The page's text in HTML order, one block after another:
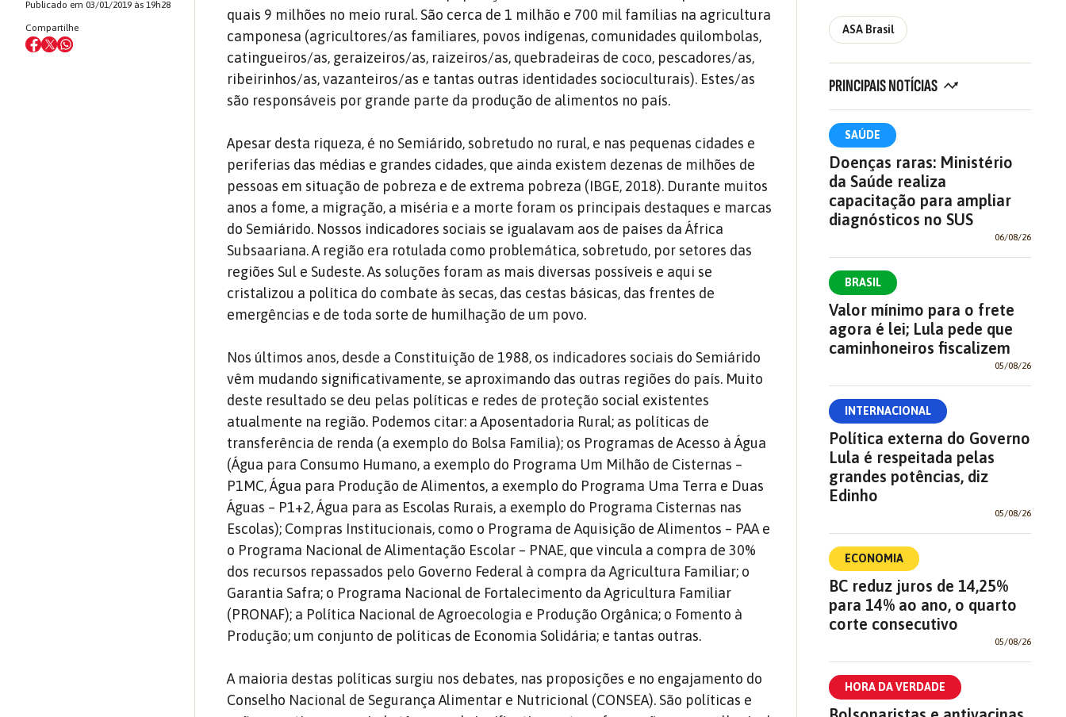
Publicado em 03/01/2019 às 19h28
Compartilhe
quais 9 milhões no meio rural. São cerca de 1 milhão e 700 mil famílias na agricultura
camponesa (agricultores/as familiares, povos indígenas, comunidades quilombolas,
catingueiros/as, geraizeiros/as, raizeiros/as, quebradeiras de coco, pescadores/as,
ribeirinhos/as, vazanteiros/as e tantas outras identidades socioculturais). Estes/as
são responsáveis por grande parte da produção de alimentos no país.
Apesar desta riqueza, é no Semiárido, sobretudo no rural, e nas pequenas cidades e
periferias das médias e grandes cidades, que ainda existem dezenas de milhões de
pessoas em situação de pobreza e de extrema pobreza (IBGE, 2018). Durante muitos
anos a fome, a migração, a miséria e a morte foram os principais destaques e marcas
do Semiárido. Nossos indicadores sociais se igualavam aos de países da África
Subsaariana. A região era rotulada como problemática, sobretudo, por setores das
regiões Sul e Sudeste. As soluções foram as mais diversas possíveis e aqui se
cristalizou a política do combate às secas, das cestas básicas, das frentes de
emergências e de toda sorte de humilhação de um povo.
Nos últimos anos, desde a Constituição de 1988, os indicadores sociais do Semiárido
vêm mudando significativamente, se aproximando das outras regiões do país. Muito
deste resultado se deu pelas políticas e redes de proteção social existentes
atualmente na região. Podemos citar: a Aposentadoria Rural; as políticas de
transferência de renda (a exemplo do Bolsa Família); os Programas de Acesso à Água
(Água para Consumo Humano, a exemplo do Programa Um Milhão de Cisternas –
P1MC, Água para Produção de Alimentos, a exemplo do Programa Uma Terra e Duas
Águas – P1+2, Água para as Escolas Rurais, a exemplo do Programa Cisternas nas
Escolas); Compras Institucionais, como o Programa de Aquisição de Alimentos – PAA e
o Programa Nacional de Alimentação Escolar – PNAE, que vincula a compra de 30%
dos recursos repassados pelo Governo Federal à compra da Agricultura Familiar; o
Garantia Safra; o Programa Nacional de Fortalecimento da Agricultura Familiar
(PRONAF); a Política Nacional de Agroecologia e Produção Orgânica; o Fomento à
Produção; um conjunto de políticas de Economia Solidária; e tantas outras.
A maioria destas políticas surgiu nos debates, nas proposições e no engajamento do
Conselho Nacional de Segurança Alimentar e Nutricional (CONSEA). São políticas e
ASA Brasil
PRINCIPAIS NOTÍCIAS
SAÚDE
Doenças raras: Ministério
da Saúde realiza
capacitação para ampliar
diagnósticos no SUS
06/08/26
BRASIL
Valor mínimo para o frete
agora é lei; Lula pede que
caminhoneiros fiscalizem
05/08/26
INTERNACIONAL
Política externa do Governo
Lula é respeitada pelas
grandes potências, diz
Edinho
05/08/26
ECONOMIA
BC reduz juros de 14,25%
para 14% ao ano, o quarto
corte consecutivo
05/08/26
HORA DA VERDADE